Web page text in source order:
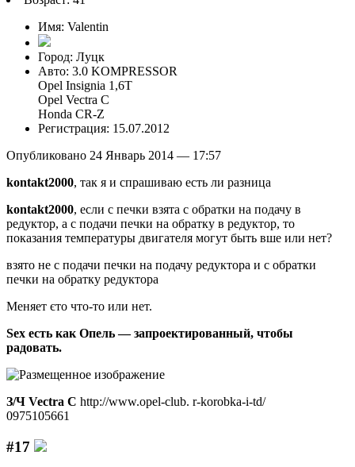
Имя: Valentin
Город: Луцк
Авто: 3.0 KOMPRESSOR
Opel Insignia 1,6T
Opel Vectra C
Honda CR-Z
Регистрация: 15.07.2012
Опубликовано 24 Январь 2014 — 17:57
kontakt2000, так я и спрашиваю есть ли разница
kontakt2000, если с печки взята с обратки на подачу в
редуктор, а с подачи печки на обратку в редуктор, то
показания температуры двигателя могут быть вше или нет?
взято не с подачи печки на подачу редуктора и с обратки
печки на обратку редуктора
Меняет єто что-то или нет.
Sex есть как Опель — запроектированный, чтобы
радовать.
З/Ч Vectra C http://www.opel-club. r-korobka-i-td/
0975105661
#17